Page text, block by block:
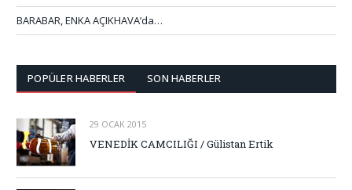
BARABAR, ENKA AÇIKHAVA’da…
POPÜLER HABERLER SON HABERLER
29 OCAK 2015
VENEDİK CAMCILIĞI / Gülistan Ertik